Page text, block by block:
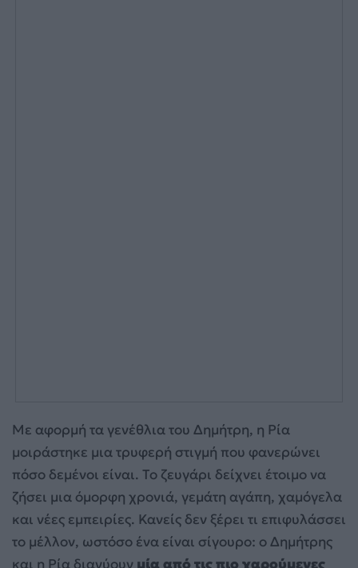
Με αφορμή τα γενέθλια του Δημήτρη, η Ρία
μοιράστηκε μια τρυφερή στιγμή που φανερώνει
πόσο δεμένοι είναι. Το ζευγάρι δείχνει έτοιμο να
ζήσει μια όμορφη χρονιά, γεμάτη αγάπη, χαμόγελα
και νέες εμπειρίες. Κανείς δεν ξέρει τι επιφυλάσσει
το μέλλον, ωστόσο ένα είναι σίγουρο: ο Δημήτρης
και η Ρία διανύουν μία από τις πιο χαρούμενες